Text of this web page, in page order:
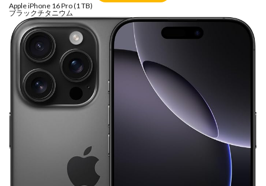
Apple iPhone 16 Pro (1 TB)
ブラックチタニウム